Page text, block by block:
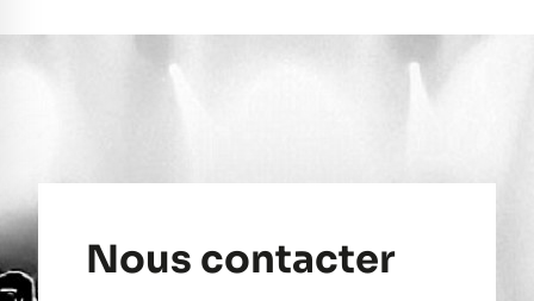
Nous contacter